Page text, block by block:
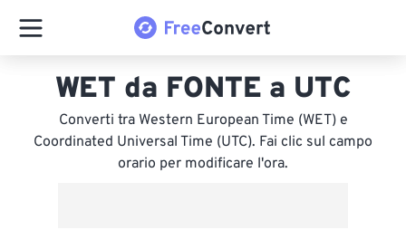
WET da FONTE a UTC
Converti tra Western European Time (WET) e
Coordinated Universal Time (UTC). Fai clic sul campo
orario per modificare l'ora.